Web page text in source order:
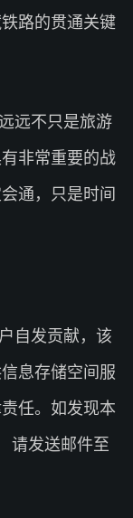
路的贯通关键
远不只是旅游
非常重要的战
通，只是时间
自发贡献，该
息存储空间服
任。如发现本
请发送邮件至